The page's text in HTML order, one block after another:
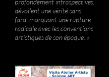
profondément introspectives,
dévoilent une vérité sans
fard, marquant une rupture
radicale avec les conventions
artistiques de son époque. »